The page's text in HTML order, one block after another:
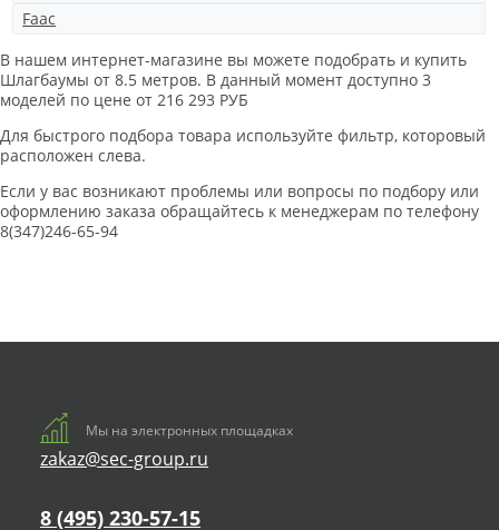
Faac
В нашем интернет-магазине вы можете подобрать и купить
Шлагбаумы от 8.5 метров. В данный момент доступно 3
моделей по цене от 216 293 РУБ
Для быстрого подбора товара используйте фильтр, которовый
расположен слева.
Если у вас возникают проблемы или вопросы по подбору или
оформлению заказа обращайтесь к менеджерам по телефону
8(347)246-65-94
Мы на электронных площадках
zakaz@sec-group.ru
8 (495) 230-57-15